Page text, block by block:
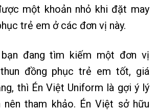
một khoản nhỏ khi đặt may
trẻ em ở các đơn vị này.
đang tìm kiếm một đơn vị
đồng phục trẻ em tốt, giá
thì Én Việt Uniform là gợi ý lý
tham khảo. Én Việt sở hữu